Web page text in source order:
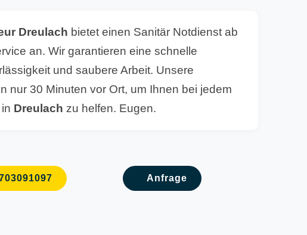
Dreulach bietet einen Sanitär Notdienst ab
an. Wir garantieren eine schnelle
und saubere Arbeit. Unsere
nur 30 Minuten vor Ort, um Ihnen bei jedem
Dreulach zu helfen. Eugen.
Anfrage